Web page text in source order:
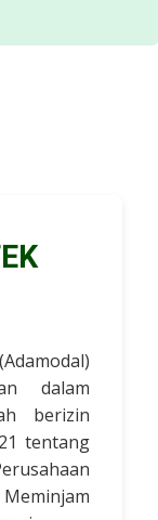
dalam
berizin
tentang